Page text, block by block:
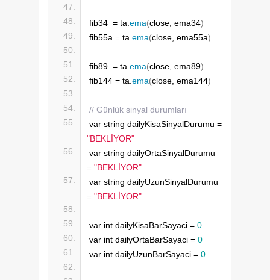
fib34  = ta.ema(close, ema34)
fib55a = ta.ema(close, ema55a)
fib89  = ta.ema(close, ema89)
fib144 = ta.ema(close, ema144)
// Günlük sinyal durumları
"BEKLİYOR"
var string dailyOrtaSinyalDurumu
= "BEKLİYOR"
var string dailyUzunSinyalDurumu
= "BEKLİYOR"
var int dailyKisaBarSayaci = 0
var int dailyOrtaBarSayaci = 0
var int dailyUzunBarSayaci = 0